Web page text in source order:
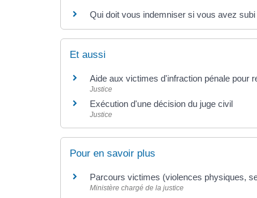
Qui doit vous indemniser si vous avez
Et aussi
Aide aux victimes d'infraction pénale pour
Justice
Exécution d'une décision du juge civil
Justice
Pour en savoir plus
Parcours victimes (violences physiques,
Ministère chargé de la justice